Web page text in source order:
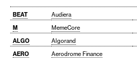
BEAT Audiera
M
MemeCore
ALGO
Algorand
AERO
Aerodrome Finance